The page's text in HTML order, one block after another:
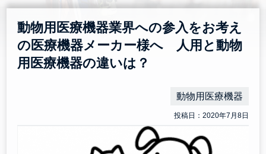
動物用医療機器業界への参入をお考え
の医療機器メーカー様へ 人用と動物
用医療機器の違いは？
投稿日：2020年7月8日
動物用医療機器